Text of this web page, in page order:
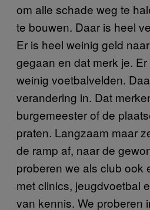
om alle schade weg te
te bouwen. Daar is heel
Er is heel weinig geld
gegaan en dat merk je.
weinig voetbalvelden.
verandering in. Dat
burgemeester of de
praten. Langzaam maar
de ramp af, naar de
proberen we als club ook
met clinics, jeugdvoetbal
van kennis. We proberen